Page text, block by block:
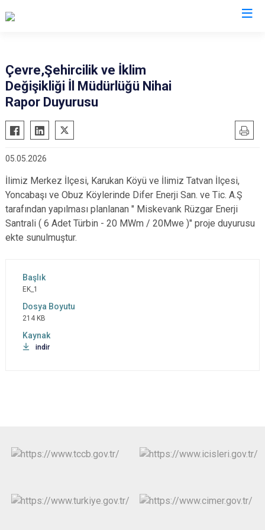
Çevre,Şehircilik ve İklim
Değişikliği İl Müdürlüğü Nihai
Rapor Duyurusu
05.05.2026
İlimiz Merkez İlçesi, Karukan Köyü ve İlimiz Tatvan İlçesi,
Yoncabaşı ve Obuz Köylerinde Difer Enerji San. ve Tic. A.Ş
tarafından yapılması planlanan " Miskevank Rüzgar Enerji
Santrali ( 6 Adet Türbin - 20 MWm / 20Mwe )" proje duyurusu
ekte sunulmuştur.
EK_1
214 KB
indir